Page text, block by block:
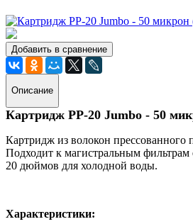
Добавить в сравнение
Описание
Картридж PP-20 Jumbo - 50
Картридж из волокон прессованного
Подходит к магистральным фильтрам
20 дюймов для холодной воды.
Характеристики: